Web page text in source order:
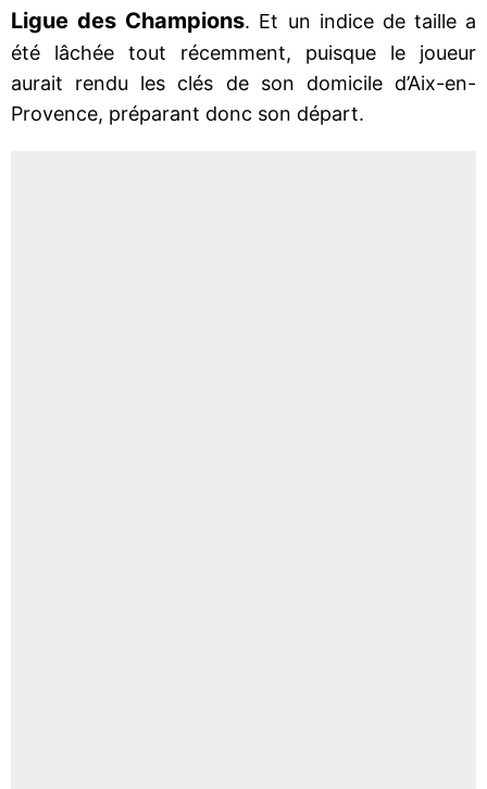
Ligue des Champions. Et un indice de taille a
été lâchée tout récemment, puisque le joueur
aurait rendu les clés de son domicile d’Aix-en-
Provence, préparant donc son départ.